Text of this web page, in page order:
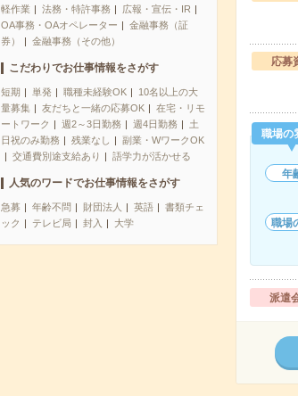
軽作業
法務・特許事務
広報・宣伝・IR
OA事務・OAオペレーター
金融事務（証
券）
金融事務（その他）
こだわりでお仕事情報をさがす
短期 単発 職種未経験OK
10名以上の大
量募集
友だちと一緒の応募OK
在宅・リモ
ートワーク
週2～3日勤務 週4日勤務
土
日祝のみ勤務
残業なし
副業・WワークOK
交通費別途支給あり
語学力が活かせる
人気のワードでお仕事情報をさがす
急募 年齢不問 財団法人 英語
書類チェ
ック
テレビ局 封入 大学
応募
職場の
年
職場
派遣